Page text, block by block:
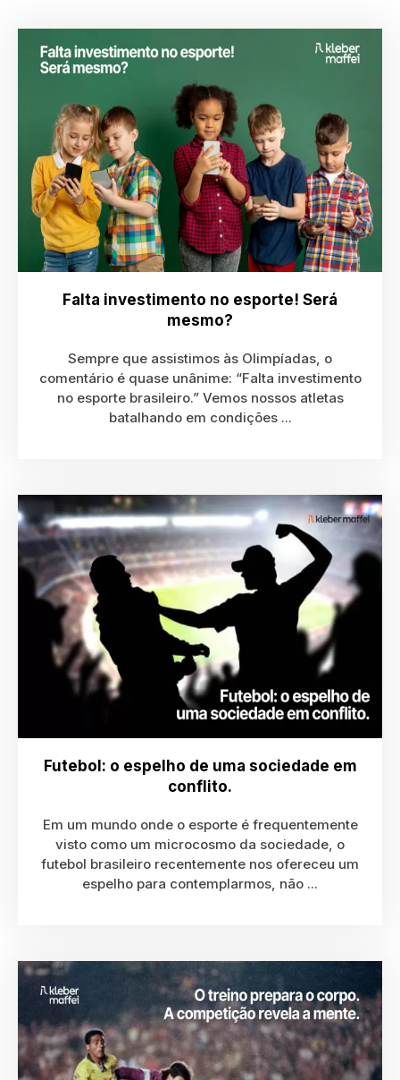
Falta investimento no esporte! Será
mesmo?
Sempre que assistimos às Olimpíadas, o
comentário é quase unânime: “Falta investimento
no esporte brasileiro.” Vemos nossos atletas
batalhando em condições ...
Futebol: o espelho de uma sociedade em
conflito.
Em um mundo onde o esporte é frequentemente
visto como um microcosmo da sociedade, o
futebol brasileiro recentemente nos ofereceu um
espelho para contemplarmos, não ...